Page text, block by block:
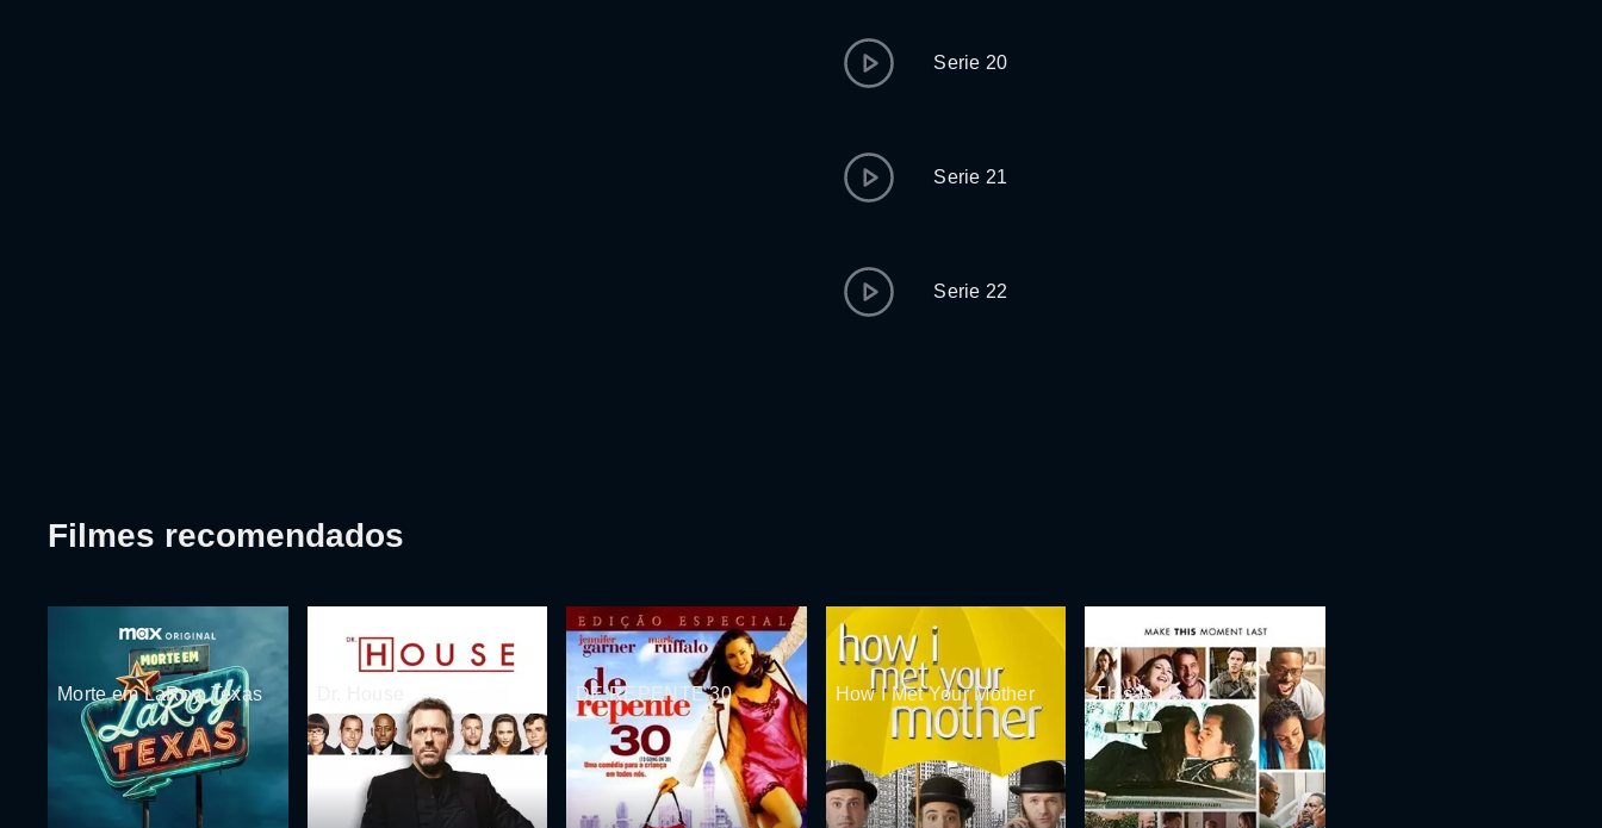
Serie 20
Serie 21
Serie 22
Filmes recomendados
Morte em LaRoy, Texas DE REPENTE 30 How I Met Your Mother This Is Us